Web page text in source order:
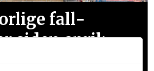
fall­
siden april: –
for høye tall